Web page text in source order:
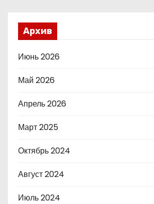
Архив
Июнь 2026
Май 2026
Апрель 2026
Март 2025
Октябрь 2024
Август 2024
Июль 2024